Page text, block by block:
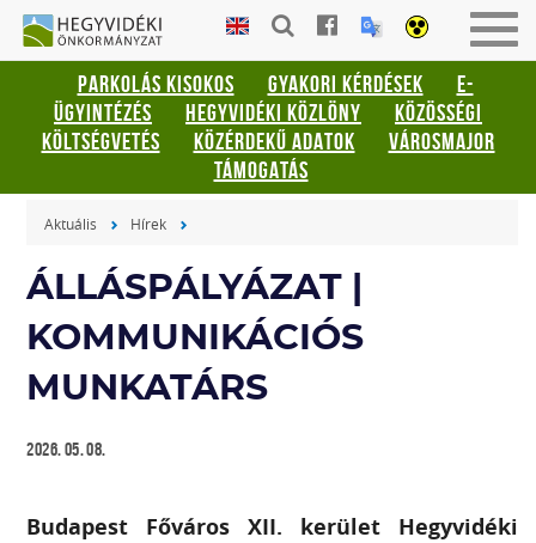
Gyorsbillentyűk
listája
Keresés:
"S"
Bejelentkezés:
be-
HEGYVIDÉKI
ÖNKORMÁNYZAT
PARKOLÁS KISOKOS GYAKORI KÉRDÉSEK
E-
ÜGYINTÉZÉS
HEGYVIDÉKI KÖZLÖNY
KÖZÖSSÉGI
KÖLTSÉGVETÉS
KÖZÉRDEKŰ ADATOK
VÁROSMAJOR
TÁMOGATÁS
Aktuális Hírek
ÁLLÁSPÁLYÁZAT |
KOMMUNIKÁCIÓS
MUNKATÁRS
2026. 05. 08.
Budapest Főváros XII. kerület Hegyvidéki